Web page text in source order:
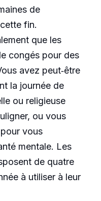
de
fin.
que les
congés pour des
avez peut‑être
la journée de
ou religieuse
ou vous
vous
mentale. Les
de quatre
à utiliser à leur